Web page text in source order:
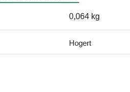
0,064 kg
Hogert